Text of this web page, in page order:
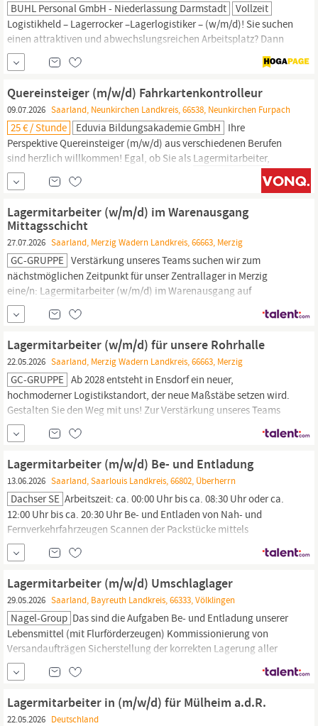
BUHL Personal GmbH - Niederlassung Darmstadt
Vollzeit
Logistikheld – Lagerrocker –Lagerlogistiker – (w/m/d)! Sie suchen
einen attraktiven und abwechslungsreichen Arbeitsplatz? Dann
kommen Sie in unser Team und unterstützen Sie unseren
namhaften Kunden, den Hersteller von hochwertigen
Schmiedeteilen, als Mitarbeiter für Lager & Logistik (w/m/d) im
Lager der automatisierten Schmiede. Ihre Aufgaben: Verstärkung
des...
Quereinsteiger (m/w/d) Fahrkartenkontrolleur
09.07.2026 Saarland, Neunkirchen Landkreis, 66538, Neunkirchen Furpach
25 € / Stunde Eduvia Bildungsakademie GmbH Ihre
Perspektive Quereinsteiger (m/w/d) aus verschiedenen Berufen
sind herzlich willkommen! Egal, ob Sie als Lagermitarbeiter,
Fahrer, Kellner oder in anderen Bereichen gearbeitet haben – bei
uns starten Sie eine neue Karriere im Sicherheitsdienst. In
Neunkirchen halten wir für Sie bereit Eine gesicherte
Festanstellung, wahlweise in Vollzeit oder...
Lagermitarbeiter (w/m/d) im Warenausgang
Mittagsschicht
27.07.2026 Saarland, Merzig Wadern Landkreis, 66663, Merzig
GC-GRUPPE Verstärkung unseres Teams suchen wir zum
nächstmöglichen Zeitpunkt für unser Zentrallager in Merzig
eine/n: Lagermitarbeiter (w/m/d) im Warenausgang auf
Mittagsschicht Wir wachsen! Ab 2028 entsteht in Ensdorf ein
neuer, hochmoderner Logistikstandort, der neue Maßstäbe setzen
wird. Gestalten Sie den Weg mit uns! Auf der Mittagsschicht
sorgen Sie im Team...
Lagermitarbeiter (w/m/d) für unsere Rohrhalle
22.05.2026 Saarland, Merzig Wadern Landkreis, 66663, Merzig
GC-GRUPPE Ab 2028 entsteht in Ensdorf ein neuer,
hochmoderner Logistikstandort, der neue Maßstäbe setzen wird.
Gestalten Sie den Weg mit uns! Zur Verstärkung unseres Teams
suchen wir zum nächstmöglichen Zeitpunkt für unsere Rohrhalle
in Merzig eine/n:
(w/m/d) für unsere Rohrhalle
In unserer traditionsreichen Rohrhalle dreht sich alles um
Großrohre
Lagermitarbeiter (m/w/d) Be- und Entladung
13.06.2026 Saarland, Saarlouis Landkreis, 66802, Überherrn
Dachser SE Arbeitszeit: ca. 00:00 Uhr bis ca. 08:30 Uhr oder ca.
12:00 Uhr bis ca. 20:30 Uhr Be- und Entladen von Nah- und
Fernverkehrfahrzeugen Scannen der Packstücke mittels
Handscanner Verräumen der Sendungen innerhalb des
Umschlagslager Führen von Flurförderzeugen Berücksichtigung
der gängigen ADR- und Ladungssicherungsvorschriften
Einhaltung der Qualitätsrichtlinien...
Lagermitarbeiter (m/w/d) Umschlaglager
29.05.2026 Saarland, Bayreuth Landkreis, 66333, Völklingen
Nagel-Group Das sind die Aufgaben Be- und Entladung unserer
Lebensmittel (mit Flurförderzeugen) Kommissionierung von
Versandaufträgen Sicherstellung der korrekten Lagerung aller
Waren Zuständigkeit für die Wareneingangs- und
Ausgangskontrolle Was uns überzeugt Eine abgeschlossene
Ausbildung, idealerweise im Bereich Lagerlogistik oder eine
vergleichbare Qualifikation Erste Erfahrung...
Lagermitarbeiter in (m/w/d) für Mülheim a.d.R.
22.05.2026 Deutschland